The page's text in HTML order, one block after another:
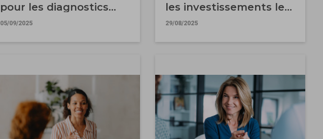
pour les diagnostics
immobiliers ?
05/09/2025
les investissements les
plus rentables ?
29/08/2025